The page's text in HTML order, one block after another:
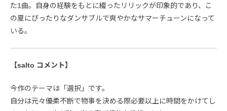
た1曲。自身の経験をもとに綴ったリリックが印象的であり、こ
の夏にぴったりなダンサブルで爽やかなサマーチューンになって
いる。
【salto コメント】
今作のテーマは「選択」です。
自分は元々優柔不断で物事を決める際必要以上に時間をかけてし